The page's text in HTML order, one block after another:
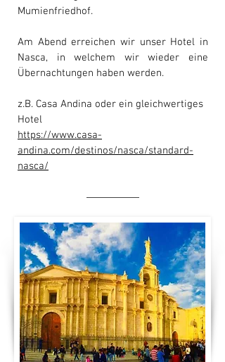
Mumienfriedhof.
Am Abend erreichen wir unser Hotel in
Nasca, in welchem wir wieder eine
Übernachtungen haben werden.
z.B. Casa Andina oder ein gleichwertiges
Hotel
https://www.casa-
andina.com/destinos/nasca/standard-
nasca/